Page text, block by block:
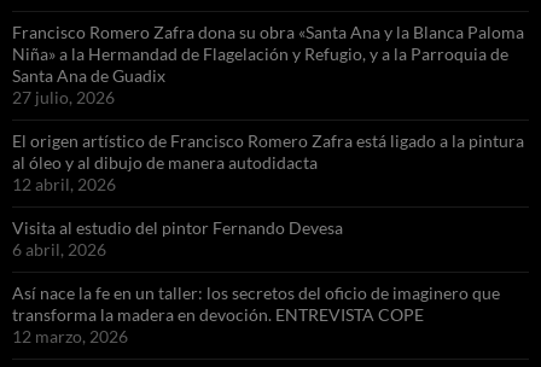
Francisco Romero Zafra dona su obra «Santa Ana y la Blanca Paloma
Niña» a la Hermandad de Flagelación y Refugio, y a la Parroquia de
Santa Ana de Guadix
27 julio, 2026
El origen artístico de Francisco Romero Zafra está ligado a la pintura
al óleo y al dibujo de manera autodidacta
12 abril, 2026
Visita al estudio del pintor Fernando Devesa
6 abril, 2026
Así nace la fe en un taller: los secretos del oficio de imaginero que
transforma la madera en devoción. ENTREVISTA COPE
12 marzo, 2026